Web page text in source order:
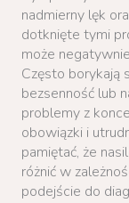
nadmierny lęk
dotknięte tymi
może
Często borykają
bezsenność lub
problemy z
obowiązki i
pamiętać, że
różnić w
podejście do